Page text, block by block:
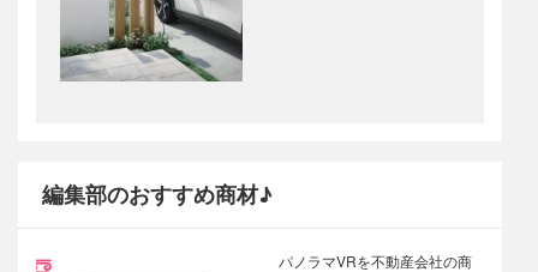
編集部のおすすめ商材♪
パノラマVRを不動産会社の商